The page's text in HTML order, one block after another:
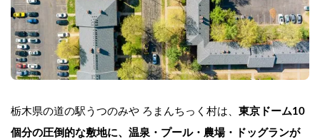
栃木県の道の駅うつのみや ろまんちっく村は、 東京ドーム10
個分の圧倒的な敷地に、温泉・プール・農場・ドッグランが